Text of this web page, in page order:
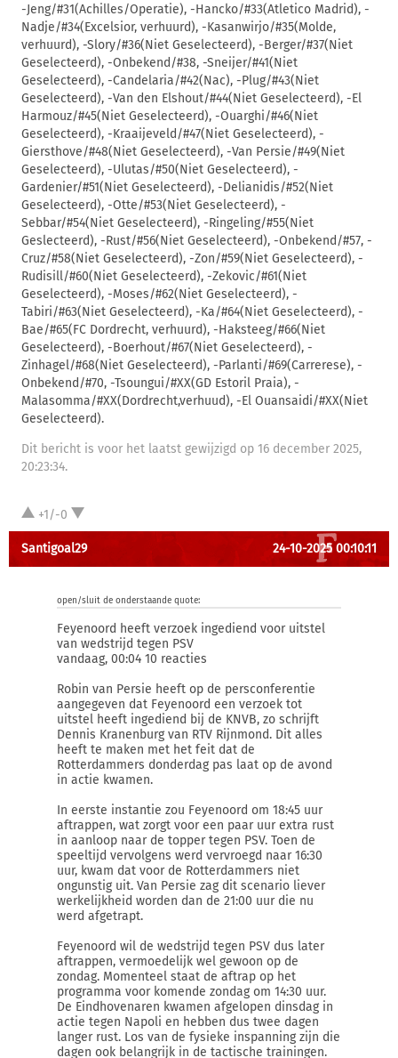
-Jeng/#31(Achilles/Operatie), -Hancko/#33(Atletico Madrid), -
Nadje/#34(Excelsior, verhuurd), -Kasanwirjo/#35(Molde,
verhuurd), -Slory/#36(Niet Geselecteerd), -Berger/#37(Niet
Geselecteerd), -Onbekend/#38, -Sneijer/#41(Niet
Geselecteerd), -Candelaria/#42(Nac), -Plug/#43(Niet
Geselecteerd), -Van den Elshout/#44(Niet Geselecteerd), -El
Harmouz/#45(Niet Geselecteerd), -Ouarghi/#46(Niet
Geselecteerd), -Kraaijeveld/#47(Niet Geselecteerd), -
Giersthove/#48(Niet Geselecteerd), -Van Persie/#49(Niet
Geselecteerd), -Ulutas/#50(Niet Geselecteerd), -
Gardenier/#51(Niet Geselecteerd), -Delianidis/#52(Niet
Geselecteerd), -Otte/#53(Niet Geselecteerd), -
Sebbar/#54(Niet Geselecteerd), -Ringeling/#55(Niet
Geslecteerd), -Rust/#56(Niet Geselecteerd), -Onbekend/#57, -
Cruz/#58(Niet Geselecteerd), -Zon/#59(Niet Geselecteerd), -
Rudisill/#60(Niet Geselecteerd), -Zekovic/#61(Niet
Geselecteerd), -Moses/#62(Niet Geselecteerd), -
Tabiri/#63(Niet Geselecteerd), -Ka/#64(Niet Geselecteerd), -
Bae/#65(FC Dordrecht, verhuurd), -Haksteeg/#66(Niet
Geselecteerd), -Boerhout/#67(Niet Geselecteerd), -
Zinhagel/#68(Niet Geselecteerd), -Parlanti/#69(Carrerese), -
Onbekend/#70, -Tsoungui/#XX(GD Estoril Praia), -
Malasomma/#XX(Dordrecht,verhuud), -El Ouansaidi/#XX(Niet
Geselecteerd).
Dit bericht is voor het laatst gewijzigd op 16 december 2025,
20:23:34.
+1/-0
Santigoal29 24-10-2025 00:10:11
open/sluit de onderstaande quote:
Feyenoord heeft verzoek ingediend voor uitstel
van wedstrijd tegen PSV
vandaag, 00:04 10 reacties
Robin van Persie heeft op de persconferentie
aangegeven dat Feyenoord een verzoek tot
uitstel heeft ingediend bij de KNVB, zo schrijft
Dennis Kranenburg van RTV Rijnmond. Dit alles
heeft te maken met het feit dat de
Rotterdammers donderdag pas laat op de avond
in actie kwamen.
In eerste instantie zou Feyenoord om 18:45 uur
aftrappen, wat zorgt voor een paar uur extra rust
in aanloop naar de topper tegen PSV. Toen de
speeltijd vervolgens werd vervroegd naar 16:30
uur, kwam dat voor de Rotterdammers niet
ongunstig uit. Van Persie zag dit scenario liever
werkelijkheid worden dan de 21:00 uur die nu
werd afgetrapt.
Feyenoord wil de wedstrijd tegen PSV dus later
aftrappen, vermoedelijk wel gewoon op de
zondag. Momenteel staat de aftrap op het
programma voor komende zondag om 14:30 uur.
De Eindhovenaren kwamen afgelopen dinsdag in
actie tegen Napoli en hebben dus twee dagen
langer rust. Los van de fysieke inspanning zijn die
dagen ook belangrijk in de tactische trainingen.